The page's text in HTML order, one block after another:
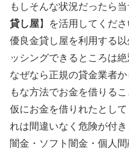
もしそんな状況だったら
貸し屋】を活用してくださ
優良金貸し屋を利用する以
ッシングできるところは
なぜなら正規の貸金業者
もな方法でお金を借りる
仮にお金を借りれたとし
れは間違いなく危険が付
闇金・ソフト闇金・個人